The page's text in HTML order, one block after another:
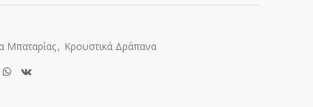
Μπαταρίας, Κρουστικά Δράπανα